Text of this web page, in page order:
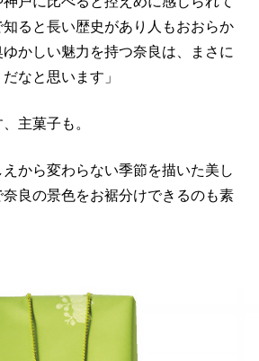
ると長い歴史があり人もおおらか
かしい魅力を持つ奈良は、まさに
なと思います」
主菓子も。
えから変わらない季節を描いた美し
良の景色をお裾分けできるのも素